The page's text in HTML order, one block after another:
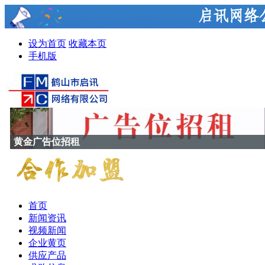
设为首页 收藏本页
手机版
黄金广告位招租
首页
新闻资讯
视频新闻
企业黄页
供应产品